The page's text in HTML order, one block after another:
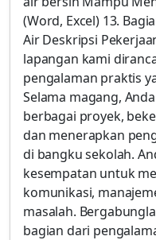
(Word, Excel) 13.
Air Deskripsi
lapangan kami
pengalaman praktis
Selama magang,
berbagai proyek,
dan menerapkan
di bangku sekolah.
kesempatan untuk
komunikasi,
masalah.
bagian dari